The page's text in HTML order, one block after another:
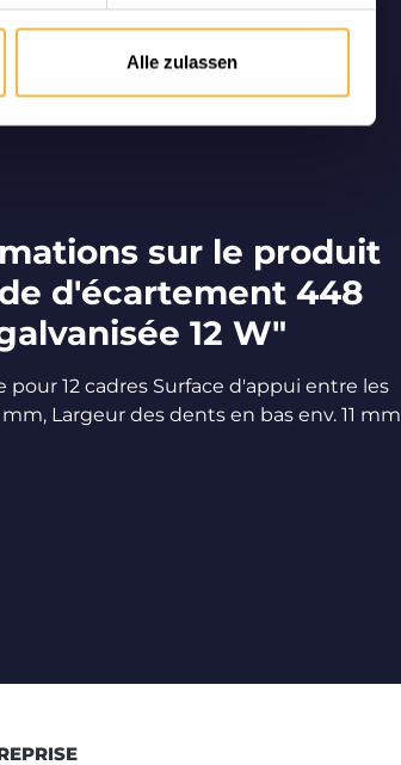
Alle zulassen
Nous
sur le produit
d'écartement 448
12 W"
pour 12 cadres Surface d'appui entre les
Largeur des dents en bas env. 11 mm